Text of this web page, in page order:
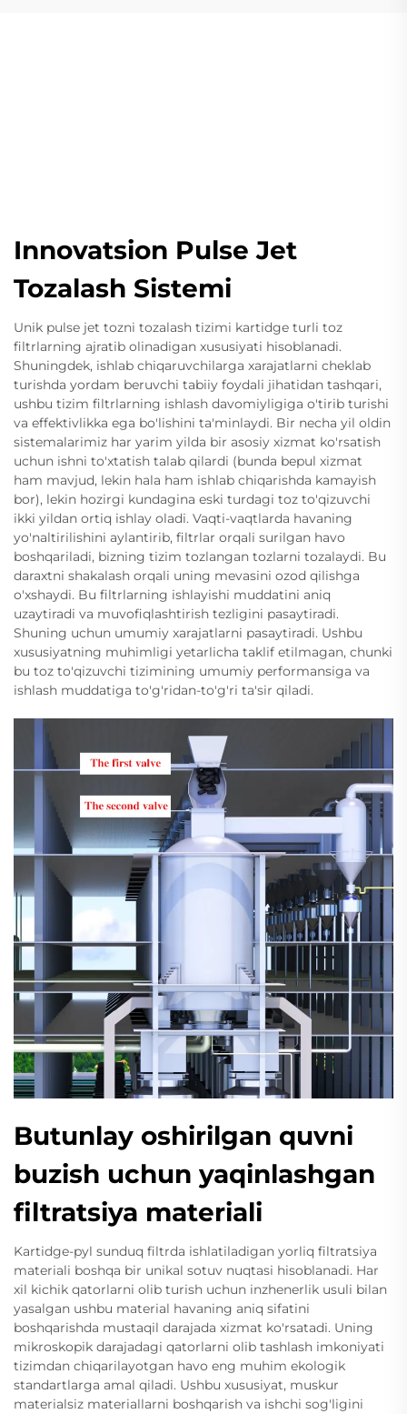
Innovatsion Pulse Jet
Tozalash Sistemi
Unik pulse jet tozni tozalash tizimi kartidge turli toz
filtrlarning ajratib olinadigan xususiyati hisoblanadi.
Shuningdek, ishlab chiqaruvchilarga xarajatlarni cheklab
turishda yordam beruvchi tabiiy foydali jihatidan tashqari,
ushbu tizim filtrlarning ishlash davomiyligiga o'tirib turishi
va effektivlikka ega bo'lishini ta'minlaydi. Bir necha yil oldin
sistemalarimiz har yarim yilda bir asosiy xizmat ko'rsatish
uchun ishni to'xtatish talab qilardi (bunda bepul xizmat
ham mavjud, lekin hala ham ishlab chiqarishda kamayish
bor), lekin hozirgi kundagina eski turdagi toz to'qizuvchi
ikki yildan ortiq ishlay oladi. Vaqti-vaqtlarda havaning
yo'naltirilishini aylantirib, filtrlar orqali surilgan havo
boshqariladi, bizning tizim tozlangan tozlarni tozalaydi. Bu
daraxtni shakalash orqali uning mevasini ozod qilishga
o'xshaydi. Bu filtrlarning ishlayishi muddatini aniq
uzaytiradi va muvofiqlashtirish tezligini pasaytiradi.
Shuning uchun umumiy xarajatlarni pasaytiradi. Ushbu
xususiyatning muhimligi yetarlicha taklif etilmagan, chunki
bu toz to'qizuvchi tizimining umumiy performansiga va
ishlash muddatiga to'g'ridan-to'g'ri ta'sir qiladi.
Butunlay oshirilgan quvni
buzish uchun yaqinlashgan
filtratsiya materiali
Kartidge-pyl sunduq filtrda ishlatiladigan yorliq filtratsiya
materiali boshqa bir unikal sotuv nuqtasi hisoblanadi. Har
xil kichik qatorlarni olib turish uchun inzhenerlik usuli bilan
yasalgan ushbu material havaning aniq sifatini
boshqarishda mustaqil darajada xizmat ko'rsatadi. Uning
mikroskopik darajadagi qatorlarni olib tashlash imkoniyati
tizimdan chiqarilayotgan havo eng muhim ekologik
standartlarga amal qiladi. Ushbu xususiyat, muskur
materialsiz materiallarni boshqarish va ishchi sog'ligini